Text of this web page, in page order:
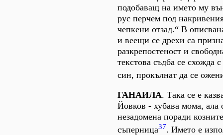
подобаващ на името му
рус перчем под
чепкени отзад.“ В
и веещи се дрехи са
разкрепостеност и
текстова съдба се схожда
син, прокълнат да се
ГАНАИЛА. Така се е
Йовков - хубава мома, ала
незадомена поради
съперница37. Името е